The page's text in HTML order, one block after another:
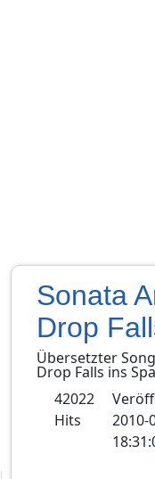
Sonata
Drop
Übersetzter
Drop Falls ins
42022
Hits
2010-